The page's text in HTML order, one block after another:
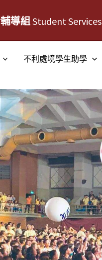
導組Student Services
不利處境學生助學